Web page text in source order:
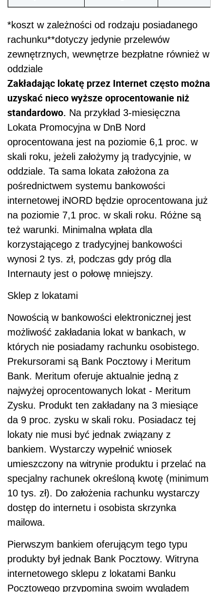
*koszt w zależności od rodzaju posiadanego
rachunku**dotyczy jedynie przelewów
zewnętrznych, wewnętrze bezpłatne również w
oddziale
Zakładając lokatę przez Internet często można
uzyskać nieco wyższe oprocentowanie niż
standardowo. Na przykład 3-miesięczna
Lokata Promocyjna w DnB Nord
oprocentowana jest na poziomie 6,1 proc. w
skali roku, jeżeli założymy ją tradycyjnie, w
oddziale. Ta sama lokata założona za
pośrednictwem systemu bankowości
internetowej iNORD będzie oprocentowana już
na poziomie 7,1 proc. w skali roku. Różne są
też warunki. Minimalna wpłata dla
korzystającego z tradycyjnej bankowości
wynosi 2 tys. zł, podczas gdy próg dla
Internauty jest o połowę mniejszy.
Sklep z lokatami
Nowością w bankowości elektronicznej jest
możliwość zakładania lokat w bankach, w
których nie posiadamy rachunku osobistego.
Prekursorami są Bank Pocztowy i Meritum
Bank. Meritum oferuje aktualnie jedną z
najwyżej oprocentowanych lokat - Meritum
Zysku. Produkt ten zakładany na 3 miesiące
da 9 proc. zysku w skali roku. Posiadacz tej
lokaty nie musi być jednak związany z
bankiem. Wystarczy wypełnić wniosek
umieszczony na witrynie produktu i przelać na
specjalny rachunek określoną kwotę (minimum
10 tys. zł). Do założenia rachunku wystarczy
dostęp do internetu i osobista skrzynka
mailowa.
Pierwszym bankiem oferującym tego typu
produkty był jednak Bank Pocztowy. Witryna
internetowego sklepu z lokatami Banku
Pocztowego przypomina swoim wyglądem